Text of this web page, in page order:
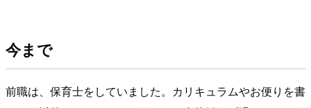
今まで
前職は、保育士をしていました。カリキュラムやお便りを書